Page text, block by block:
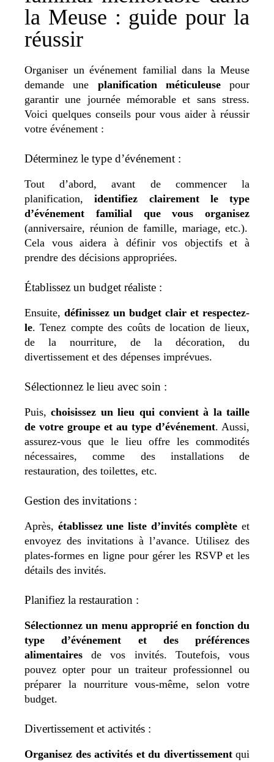
la Meuse : guide pour la
réussir
Organiser un événement familial dans la Meuse
demande une planification méticuleusepour
garantir une journée mémorable et sans stress.
Voici quelques conseils pour vous aider à réussir
votre événement :
Déterminez le type d’événement :
Tout d’abord, avant de commencer la
planification,identifiez clairement le type
d’événement familial que vous organisez
(anniversaire, réunion de famille, mariage, etc.).
Cela vous aidera à définir vos objectifs et à
prendre des décisions appropriées.
Établissez un budget réaliste :
Ensuite, définissez un budget clair et respectez-
le. Tenez compte des coûts de location de lieux,
de la nourriture, de la décoration, du
divertissement et des dépenses imprévues.
Sélectionnez le lieu avec soin :
Puis,choisissez un lieu qui convient à la taille
de votre groupe et au type d’événement. Aussi,
assurez-vous que le lieu offre les commodités
nécessaires, comme des installations de
restauration, des toilettes, etc.
Gestion des invitations :
Après, établissez une liste d’invités complète et
envoyez des invitations à l’avance. Utilisez des
plates-formes en ligne pour gérer les RSVP et les
détails des invités.
Planifiez la restauration :
Sélectionnez un menu approprié en fonction du
type d’événement et des préférences
alimentairesde vos invités. Toutefois, vous
pouvez opter pour un traiteur professionnel ou
préparer la nourriture vous-même, selon votre
budget.
Divertissement et activités :
Organisez des activités et du divertissement qui